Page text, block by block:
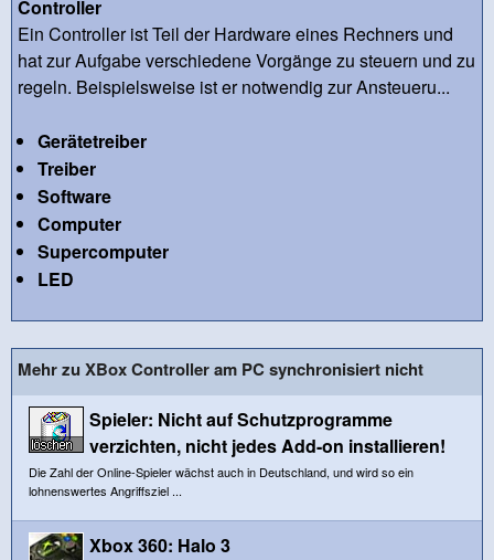
Controller
Ein Controller ist Teil der Hardware eines Rechners und
hat zur Aufgabe verschiedene Vorgänge zu steuern und zu
regeln. Beispielsweise ist er notwendig zur Ansteueru...
Gerätetreiber
Treiber
Software
Computer
Supercomputer
LED
Mehr zu XBox Controller am PC synchronisiert nicht
Spieler: Nicht auf Schutzprogramme
verzichten, nicht jedes Add-on installieren!
Die Zahl der Online-Spieler wächst auch in Deutschland, und wird so ein
lohnenswertes Angriffsziel ...
Xbox 360: Halo 3